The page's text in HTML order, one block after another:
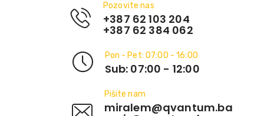
Pozovite nas
+387 62 103 204
+387 62 384 062
Pon - Pet: 07:00 - 16:00
Sub: 07:00 - 12:00
Pišite nam
miralem@qvantum.ba